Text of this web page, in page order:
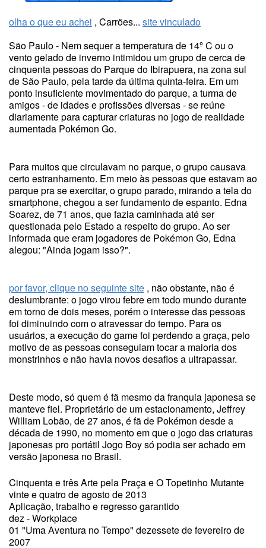
olha o que eu achei , Carrões... site vinculado
São Paulo - Nem sequer a temperatura de 14º C ou o
vento gelado de inverno intimidou um grupo de cerca de
cinquenta pessoas do Parque do Ibirapuera, na zona sul
de São Paulo, pela tarde da última quinta-feira. Em um
ponto insuficiente movimentado do parque, a turma de
amigos - de idades e profissões diversas - se reúne
diariamente para capturar criaturas no jogo de realidade
aumentada Pokémon Go.
Para muitos que circulavam no parque, o grupo causava
certo estranhamento. Em meio às pessoas que estavam ao
parque pra se exercitar, o grupo parado, mirando a tela do
smartphone, chegou a ser fundamento de espanto. Edna
Soarez, de 71 anos, que fazia caminhada até ser
questionada pelo Estado a respeito do grupo. Ao ser
informada que eram jogadores de Pokémon Go, Edna
alegou: "Ainda jogam isso?".
por favor, clique no seguinte site , não obstante, não é
deslumbrante: o jogo virou febre em todo mundo durante
em torno de dois meses, porém o interesse das pessoas
foi diminuindo com o atravessar do tempo. Para os
usuários, a execução do game foi perdendo a graça, pelo
motivo de as pessoas conseguiam tocar a maioria dos
monstrinhos e não havia novos desafios a ultrapassar.
Deste modo, só quem é fã mesmo da franquia japonesa se
manteve fiel. Proprietário de um estacionamento, Jeffrey
William Lobão, de 27 anos, é fã de Pokémon desde a
década de 1990, no momento em que o jogo das criaturas
japonesas pro portátil Jogo Boy só podia ser achado em
versão japonesa no Brasil.
Cinquenta e três Arte pela Praça e O Topetinho Mutante
vinte e quatro de agosto de 2013
Aplicação, trabalho e regresso garantido
dez - Workplace
01 "Uma Aventura no Tempo" dezessete de fevereiro de
2007